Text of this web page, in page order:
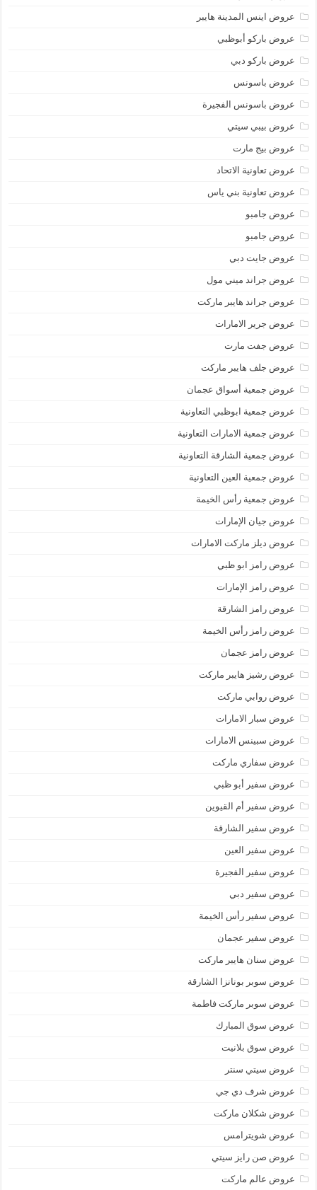
عروض اينس المدينة هايبر
عروض باركو أبوظبي
عروض باركو دبي
عروض باسونس
عروض باسونس الفجيرة
عروض بيبي سيتي
عروض بيج مارت
عروض تعاونية الاتحاد
عروض تعاونية بني ياس
عروض جامبو
عروض جامبو
عروض جايت دبي
عروض جراند ميني مول
عروض جراند هايبر ماركت
عروض جرير الامارات
عروض جفت مارت
عروض جلف هايبر ماركت
عروض جمعية أسواق عجمان
عروض جمعية ابوظبي التعاونية
عروض جمعية الامارات التعاونية
عروض جمعية الشارقة التعاونية
عروض جمعية العين التعاونية
عروض جمعية رأس الخيمة
عروض جيان الإمارات
عروض ديلز ماركت الامارات
عروض رامز ابو ظبي
عروض رامز الإمارات
عروض رامز الشارقة
عروض رامز رأس الخيمة
عروض رامز عجمان
عروض رشيز هايبر ماركت
عروض روابي ماركت
عروض سبار الامارات
عروض سبينس الامارات
عروض سفاري ماركت
عروض سفير أبو ظبي
عروض سفير أم القيوين
عروض سفير الشارقة
عروض سفير العين
عروض سفير الفجيرة
عروض سفير دبي
عروض سفير رأس الخيمة
عروض سفير عجمان
عروض سنان هايبر ماركت
عروض سوبر بونانزا الشارقة
عروض سوبر ماركت فاطمة
عروض سوق المبارك
عروض سوق بلانيت
عروض سيتي سنتر
عروض شرف دي جي
عروض شكلان ماركت
عروض شويترامس
عروض صن رايز سيتي
عروض عالم ماركت